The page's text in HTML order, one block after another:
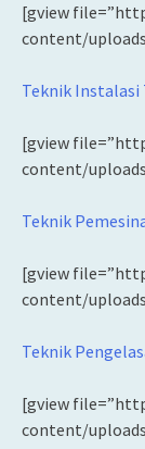
[gview
content/
Teknik Instalasi
[gview
content/
Teknik
[gview
content/
Teknik
[gview
content/